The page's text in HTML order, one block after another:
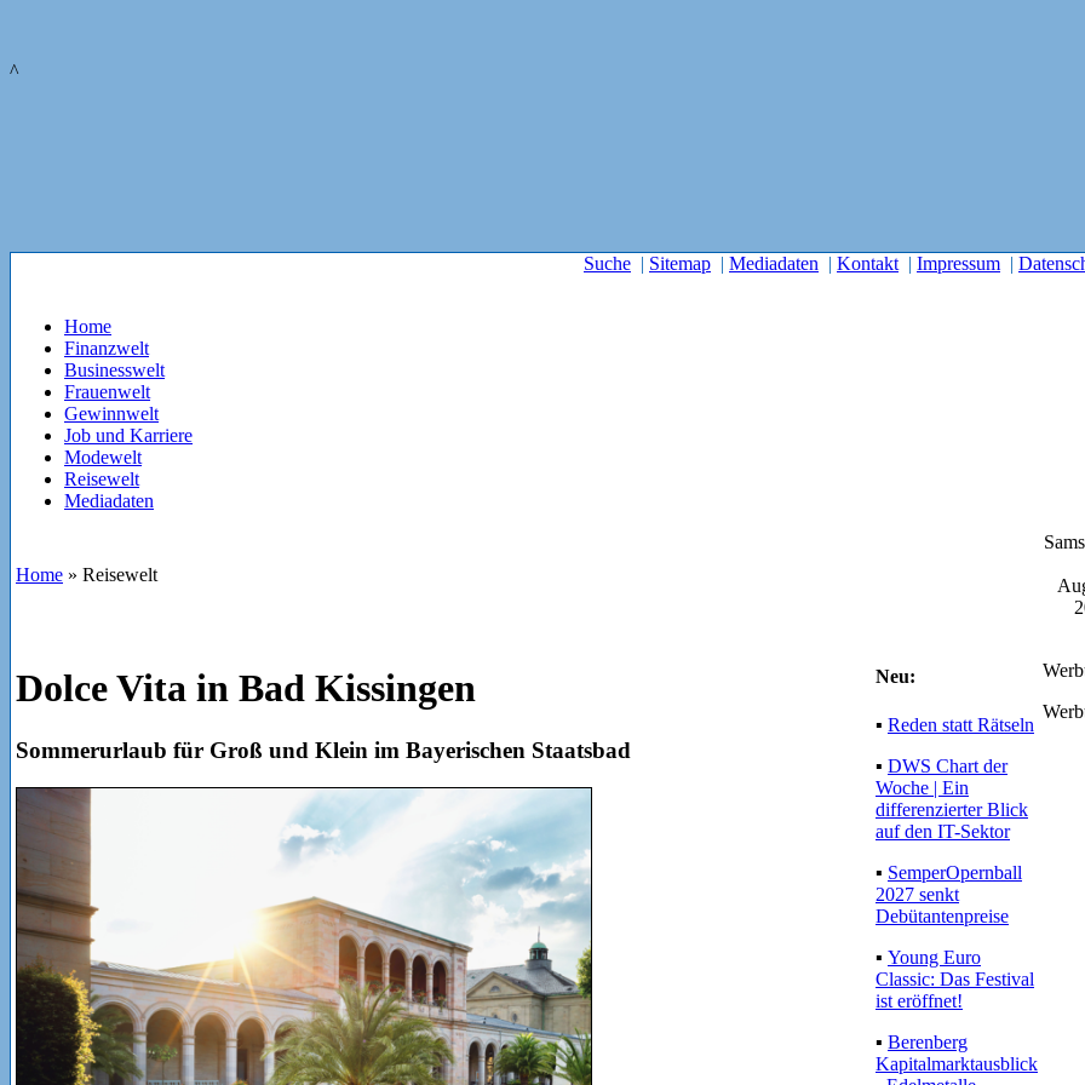
^
Suche | Sitemap | Mediadaten | Kontakt | Impressum |
Home
Finanzwelt
Businesswelt
Frauenwelt
Gewinnwelt
Job und Karriere
Modewelt
Reisewelt
Mediadaten
Home » Reisewelt
Dolce Vita in Bad Kissingen
Sommerurlaub für Groß und Klein im Bayerischen Staatsbad
Neu:
▪ Reden statt Rätseln
▪ DWS Chart der
Woche | Ein
differenzierter Blick
auf den IT-Sektor
▪ SemperOpernball
2027 senkt
Debütantenpreise
▪ Young Euro
Classic: Das Festival
ist eröffnet!
▪ Berenberg
Kapitalmarktausblick